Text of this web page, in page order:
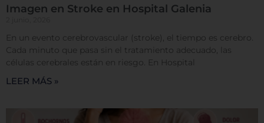
Imagen en Stroke en Hospital Galenia
En un evento cerebrovascular (stroke), el tiempo es cerebro.
Cada minuto que pasa sin el tratamiento adecuado, las
células cerebrales están en riesgo. En Hospital
LEER MÁS »